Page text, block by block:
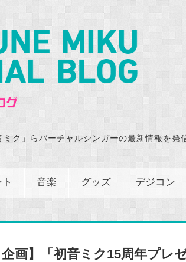
ク」らバーチャルシンガーの最新情報を発
音楽 グッズ デジコン
企画】「初音ミク15周年プレ